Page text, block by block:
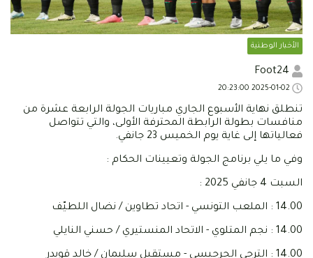
الأخبار الوطنية
تنطلق نهاية الأسبوع الجاري مباريات الجولة الرابعة عشرة من
منافسات بطولة الرابطة المحترفة الأولى، والتي تتواصل
فعالياتها إلى غاية يوم الخميس 23 جانفي.
وفي ما يلي برنامج الجولة وتعيينات الحكام :
السبت 4 جانفي 2025 :
14.00 : الملعب التونسي - اتحاد تطاوين / نضال اللطيّف
14.00 : نجم المتلوي - الاتحاد المنستيري / حسني النايلي
14.00 : الترجي الجرجيسي - مستقبل سليمان / خالد قويدر